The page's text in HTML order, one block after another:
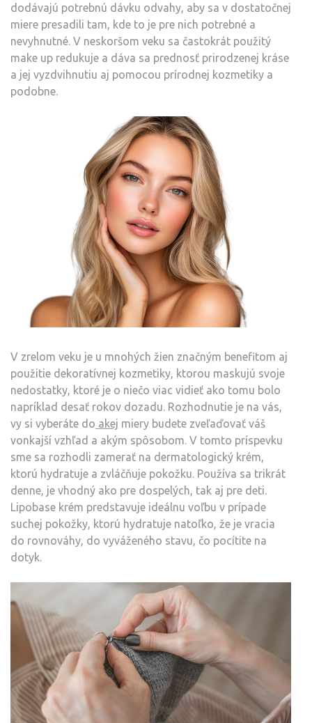
dodávajú potrebnú dávku odvahy, aby sa v dostatočnej
miere presadili tam, kde to je pre nich potrebné a
nevyhnutné. V neskoršom veku sa častokrát použitý
make up redukuje a dáva sa prednosť prirodzenej kráse
a jej vyzdvihnutiu aj pomocou prírodnej kozmetiky a
podobne.
V zrelom veku je u mnohých žien značným benefitom aj
použitie dekoratívnej kozmetiky, ktorou maskujú svoje
nedostatky, ktoré je o niečo viac vidieť ako tomu bolo
napríklad desať rokov dozadu. Rozhodnutie je na vás,
vy si vyberáte do akej miery budete zveľaďovať váš
vonkajší vzhľad a akým spôsobom. V tomto príspevku
sme sa rozhodli zamerať na dermatologický krém,
ktorú hydratuje a zvláčňuje pokožku. Používa sa trikrát
denne, je vhodný ako pre dospelých, tak aj pre deti.
Lipobase krém predstavuje ideálnu voľbu v prípade
suchej pokožky, ktorú hydratuje natoľko, že je vracia
do rovnováhy, do vyváženého stavu, čo pocítite na
dotyk.